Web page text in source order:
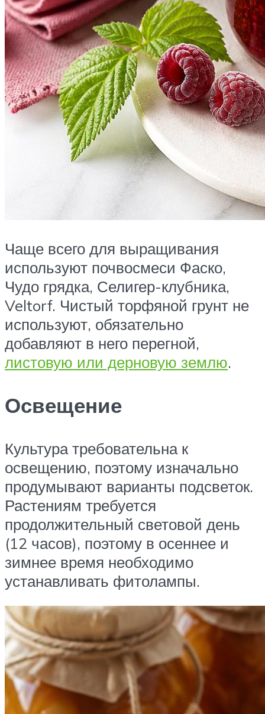
Чаще всего для выращивания
используют почвосмеси Фаско,
Чудо грядка, Селигер-клубника,
Veltorf. Чистый торфяной грунт не
используют, обязательно
добавляют в него перегной,
листовую или дерновую землю.
Освещение
Культура требовательна к
освещению, поэтому изначально
продумывают варианты подсветок.
Растениям требуется
продолжительный световой день
(12 часов), поэтому в осеннее и
зимнее время необходимо
устанавливать фитолампы.